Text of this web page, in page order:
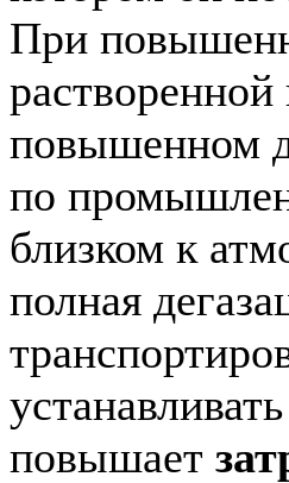
При
повышенном
по
близком к
полная
повышает